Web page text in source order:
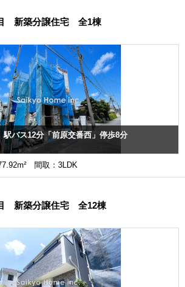
新築分譲住宅 全1棟
駅バス12分「前原交番西」停歩8分
間取：3LDK
新築分譲住宅 全12棟